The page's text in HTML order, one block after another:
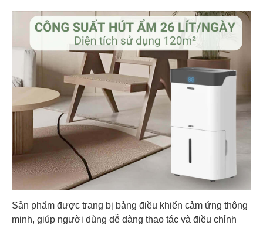
Sản phẩm được trang bị bảng điều khiển cảm ứng thông
minh, giúp người dùng dễ dàng thao tác và điều chỉnh